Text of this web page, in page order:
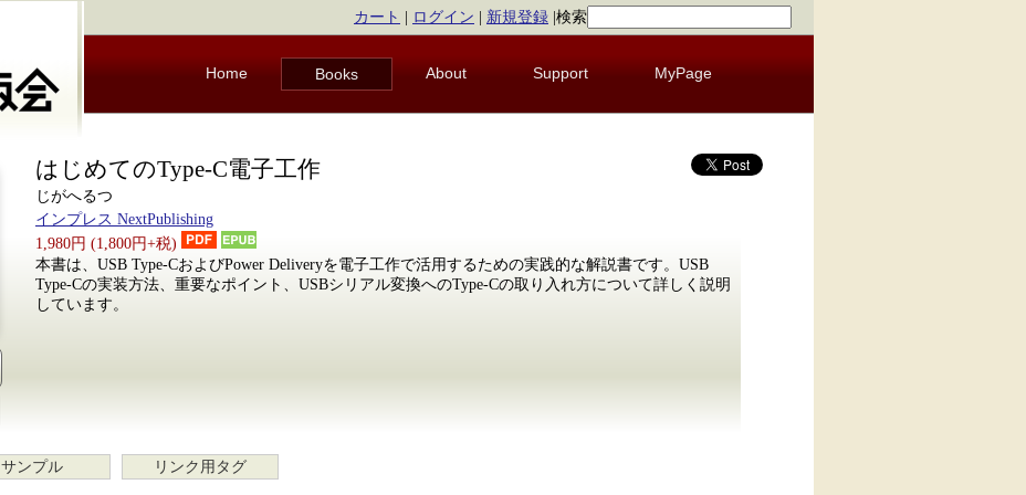
カート ログイン 新規登録 検索
Home Books About Support MyPage
はじめてのType-C電子工作
じがへるつ
インプレス NextPublishing
1,980円 (1,800円+税)
本書は、USB Type-CおよびPower Deliveryを電子工作で活用するための実践的な解説書です。USB
Type-Cの実装方法、重要なポイント、USBシリアル変換へのType-Cの取り入れ方について詳しく説明
しています。
サンプル リンク用タグ